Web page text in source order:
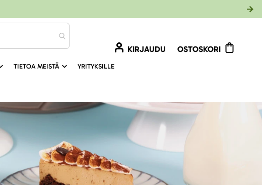
KIRJAUDU
OSTOSKORI
TIETOA MEISTÄ YRITYKSILLE